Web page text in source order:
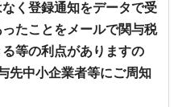
く登録通知をデータで受
たことをメールで関与税
等の利点がありますの
先中小企業者等にご周知